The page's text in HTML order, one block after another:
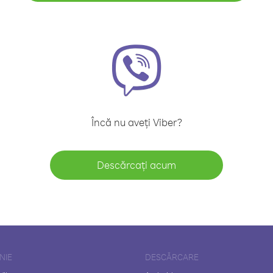
Încă nu aveți Viber?
Descărcați acum
DESCĂRCARE